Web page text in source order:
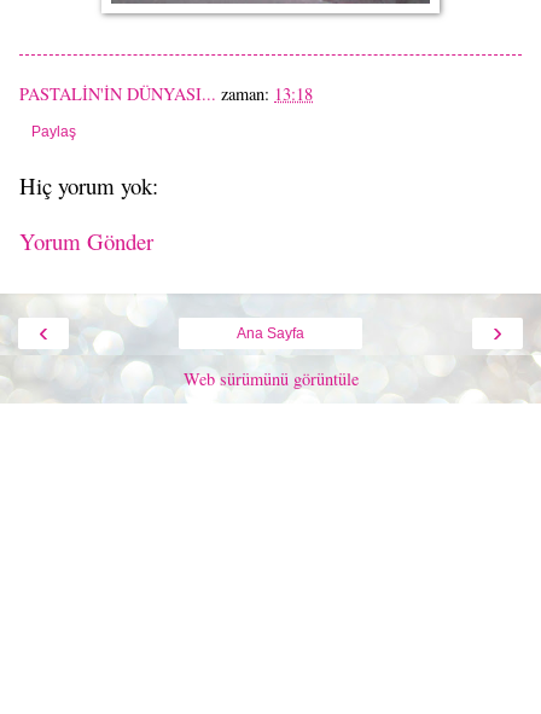
PASTALİN'İN DÜNYASI... zaman: 13:18
Paylaş
Hiç yorum yok:
Yorum Gönder
‹ ›
Ana Sayfa
Web sürümünü görüntüle